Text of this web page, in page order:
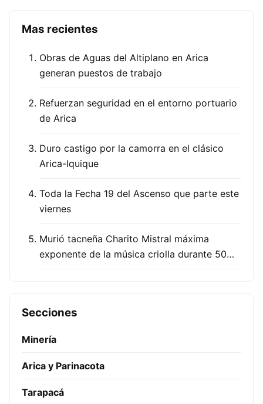
Mas recientes
Obras de Aguas del Altiplano en Arica
generan puestos de trabajo
Refuerzan seguridad en el entorno portuario
de Arica
Duro castigo por la camorra en el clásico
Arica-Iquique
Toda la Fecha 19 del Ascenso que parte este
viernes
Murió tacneña Charito Mistral máxima
exponente de la música criolla durante 50…
Secciones
Minería
Arica y Parinacota
Tarapacá